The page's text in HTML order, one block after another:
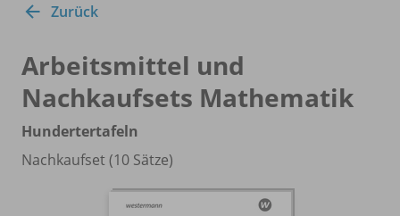
Zurück
Arbeitsmittel und
Nachkaufsets Mathematik
Hundertertafeln
Nachkaufset (10 Sätze)